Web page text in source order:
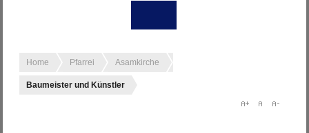
Home Pfarrei Asamkirche
Baumeister und Künstler